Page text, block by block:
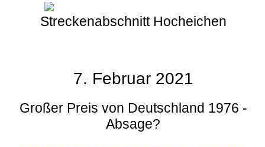
Streckenabschnitt Hocheichen
7. Februar 2021
Großer Preis von Deutschland 1976 -
Absage?